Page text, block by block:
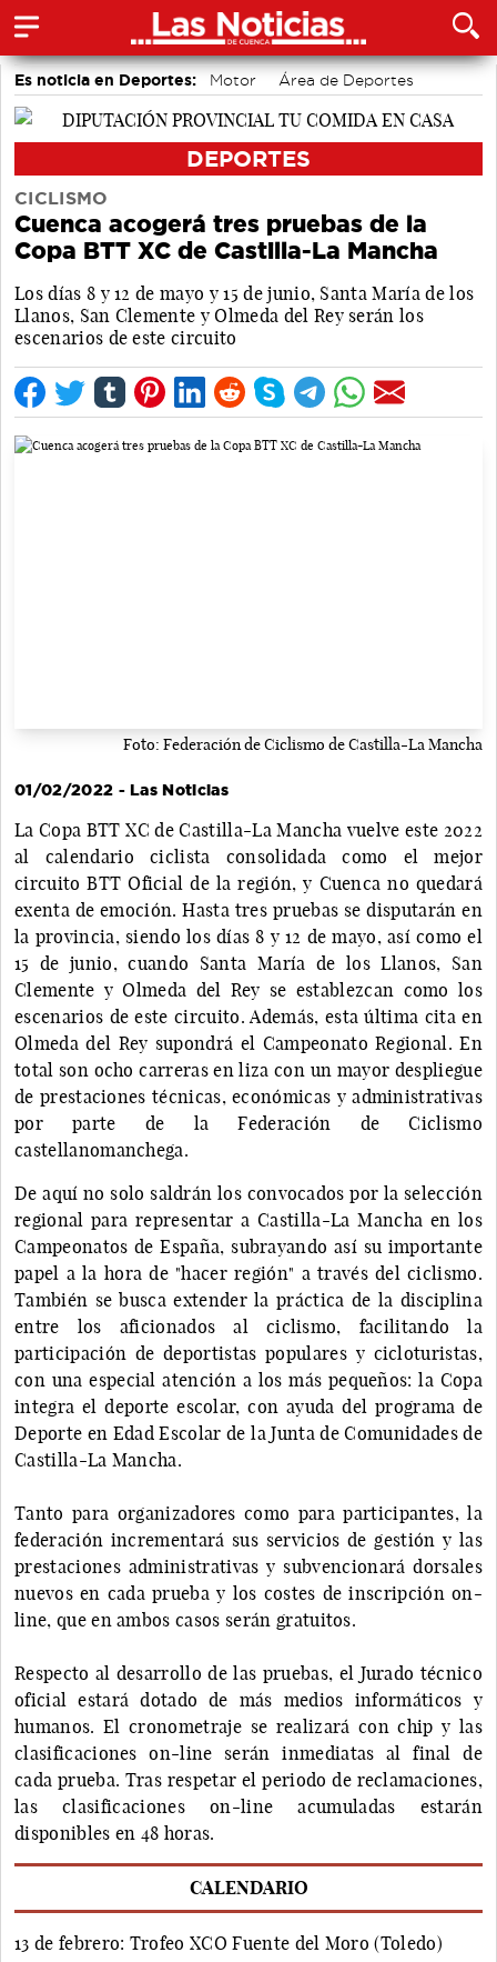
Es noticia en Deportes: Motor
Área de Deportes
Bádminton
DEPORTES
CICLISMO
Cuenca acogerá tres pruebas de la
Copa BTT XC de Castilla-La Mancha
Los días 8 y 12 de mayo y 15 de junio, Santa María de los
Llanos, San Clemente y Olmeda del Rey serán los
escenarios de este circuito
Foto: Federación de Ciclismo de Castilla-La Mancha
01/02/2022 - Las Noticias
La Copa BTT XC de Castilla-La Mancha vuelve este 2022
al calendario ciclista consolidada como el mejor
circuito BTT Oficial de la región, y Cuenca no quedará
exenta de emoción. Hasta tres pruebas se disputarán en
la provincia, siendo los días 8 y 12 de mayo, así como el
15 de junio, cuando Santa María de los Llanos, San
Clemente y Olmeda del Rey se establezcan como los
escenarios de este circuito. Además, esta última cita en
Olmeda del Rey supondrá el Campeonato Regional. En
total son ocho carreras en liza con un mayor despliegue
de prestaciones técnicas, económicas y administrativas
por parte de la Federación de Ciclismo
castellanomanchega.
De aquí no solo saldrán los convocados por la selección
regional para representar a Castilla-La Mancha en los
Campeonatos de España, subrayando así su importante
papel a la hora de "hacer región" a través del ciclismo.
También se busca extender la práctica de la disciplina
entre los aficionados al ciclismo, facilitando la
participación de deportistas populares y cicloturistas,
con una especial atención a los más pequeños: la Copa
integra el deporte escolar, con ayuda del programa de
Deporte en Edad Escolar de la Junta de Comunidades de
Castilla-La Mancha.
Tanto para organizadores como para participantes, la
federación incrementará sus servicios de gestión y las
prestaciones administrativas y subvencionará dorsales
nuevos en cada prueba y los costes de inscripción on-
line, que en ambos casos serán gratuitos.
Respecto al desarrollo de las pruebas, el Jurado técnico
oficial estará dotado de más medios informáticos y
humanos. El cronometraje se realizará con chip y las
clasificaciones on-line serán inmediatas al final de
cada prueba. Tras respetar el periodo de reclamaciones,
las clasificaciones on-line acumuladas estarán
disponibles en 48 horas.
CALENDARIO
13 de febrero: Trofeo XCO Fuente del Moro (Toledo)